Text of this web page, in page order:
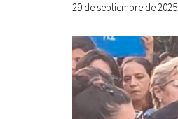
29 de septiembre de 2025